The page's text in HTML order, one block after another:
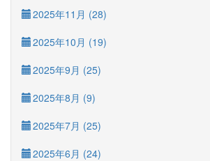
2025年11月 (28)
2025年10月 (19)
2025年9月 (25)
2025年8月 (9)
2025年7月 (25)
2025年6月 (24)